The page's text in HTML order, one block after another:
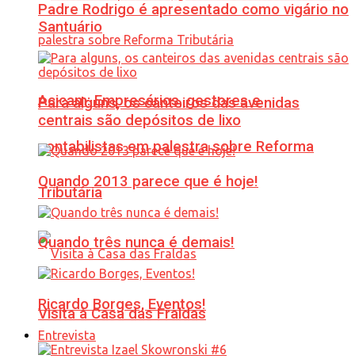
Acicam: Empresários, gestores e
contabilistas em palestra sobre Reforma
Tributária
Visita à Casa das Fraldas
Padre Rodrigo é apresentado como vigário no
Santuário
Para alguns, os canteiros das avenidas
centrais são depósitos de lixo
Quando 2013 parece que é hoje!
Quando três nunca é demais!
Ricardo Borges, Eventos!
Entrevista